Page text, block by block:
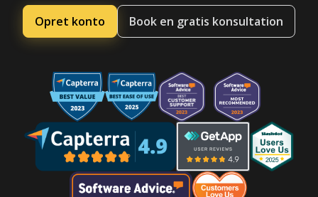
Opret konto Book en gratis konsultation